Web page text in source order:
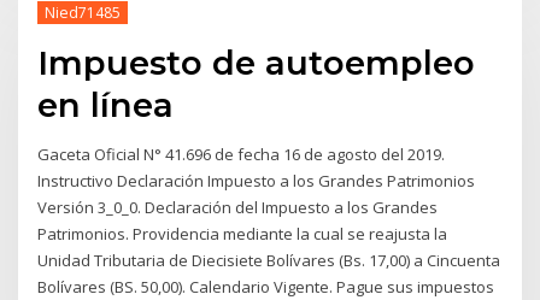
Nied71485
Impuesto de autoempleo
en línea
Gaceta Oficial N° 41.696 de fecha 16 de agosto del 2019.
Instructivo Declaración Impuesto a los Grandes Patrimonios
Versión 3_0_0. Declaración del Impuesto a los Grandes
Patrimonios. Providencia mediante la cual se reajusta la
Unidad Tributaria de Diecisiete Bolívares (Bs. 17,00) a Cincuenta
Bolívares (BS. 50,00). Calendario Vigente. Pague sus impuestos